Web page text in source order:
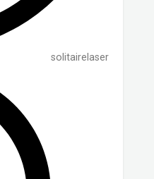
solitairelaser